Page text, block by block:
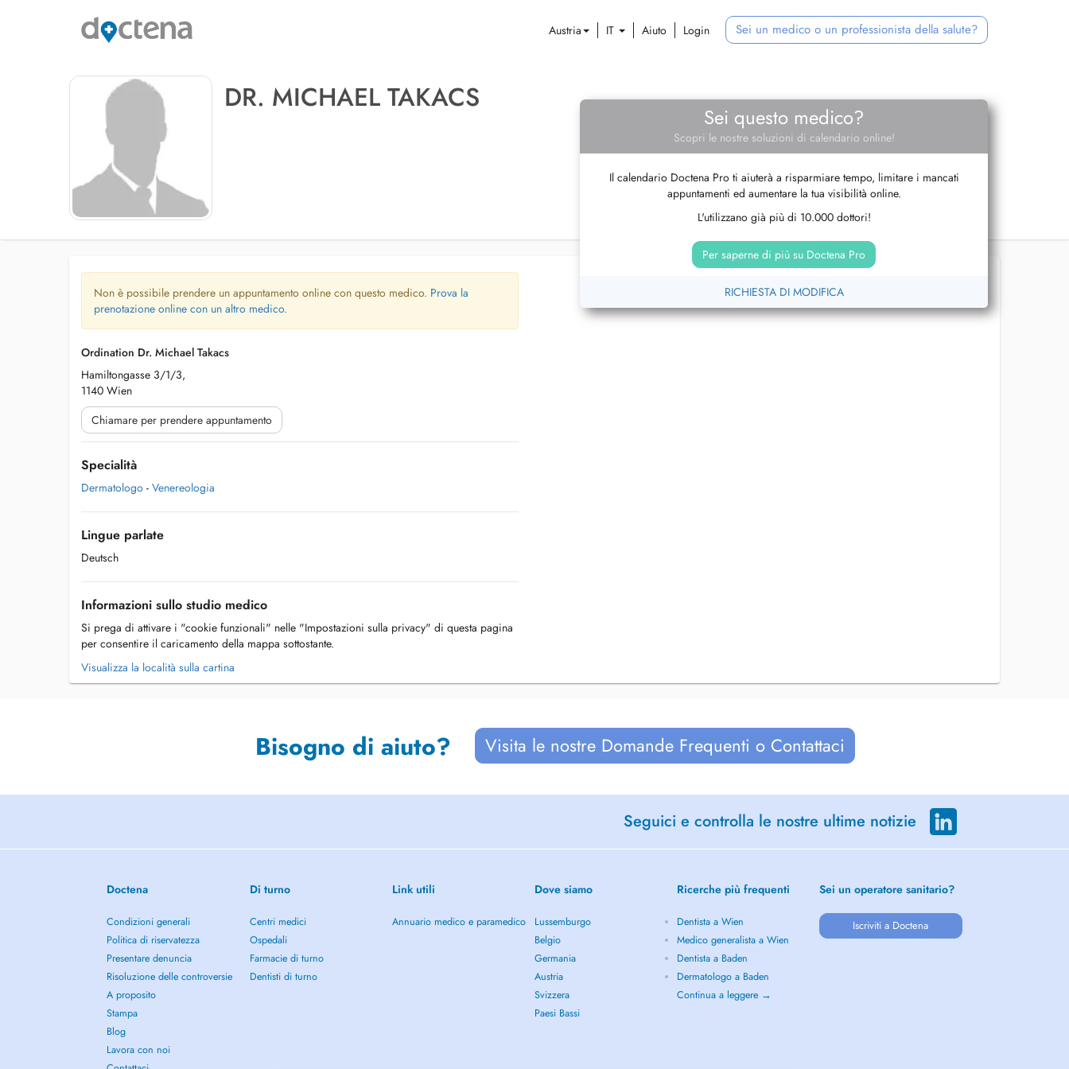
Austria IT Aiuto Login Sei un medico o un professionista della salute?
DR. MICHAEL TAKACS
Sei questo medico?
Scopri le nostre soluzioni di calendario online!
Il calendario Doctena Pro ti aiuterà a risparmiare tempo, limitare i mancati
appuntamenti ed aumentare la tua visibilità online.
L'utilizzano già più di 10.000 dottori!
Per saperne di più su Doctena Pro
RICHIESTA DI MODIFICA
Non è possibile prendere un appuntamento online con questo medico. Prova la
prenotazione online con un altro medico.
Ordination Dr. Michael Takacs
Hamiltongasse 3/1/3,
1140 Wien
Chiamare per prendere appuntamento
Specialità
Dermatologo - Venereologia
Lingue parlate
Deutsch
Informazioni sullo studio medico
Si prega di attivare i "cookie funzionali" nelle "Impostazioni sulla privacy" di questa pagina
per consentire il caricamento della mappa sottostante.
Visualizza la località sulla cartina
Bisogno di aiuto? Visita le nostre Domande Frequenti o Contattaci
Seguici e controlla le nostre ultime notizie
Doctena
Condizioni generali
Politica di riservatezza
Presentare denuncia
Risoluzione delle controversie
A proposito
Stampa
Blog
Lavora con noi
Di turno
Centri medici
Ospedali
Farmacie di turno
Dentisti di turno
Link utili
Annuario medico e paramedico
Dove siamo
Lussemburgo
Belgio
Germania
Austria
Svizzera
Paesi Bassi
Ricerche più frequenti
Dentista a Wien
Medico generalista a Wien
Dentista a Baden
Dermatologo a Baden
Continua a leggere →
Sei un operatore sanitario?
Iscriviti a Doctena